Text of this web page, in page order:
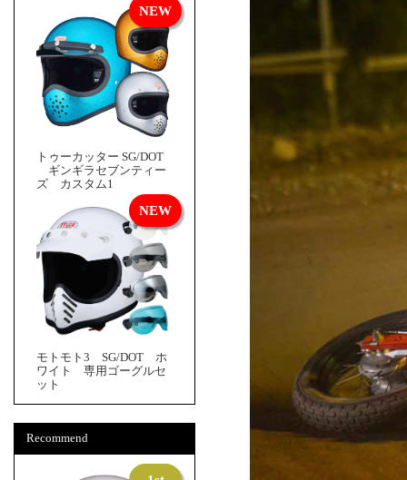
トゥーカッター SG/DOT
ギンギラセブンティー
ズ カスタム1
モトモト3 SG/DOT ホ
ワイト 専用ゴーグルセ
ット
Recommend